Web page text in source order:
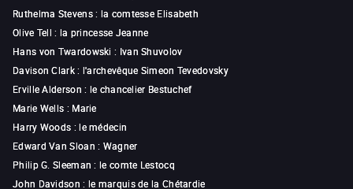
Ruthelma Stevens: la comtesse Elisabeth
Olive Tell : la princesse Jeanne
Hans von Twardowski : Ivan Shuvolov
Davison Clark: l'archevêque Simeon Tevedovsky
Erville Alderson : le chancelier Bestuchef
Marie Wells : Marie
Harry Woods :le médecin
Edward Van Sloan : Wagner
Philip G. Sleeman :le comte Lestocq
John Davidson : le marquis de la Chétardie